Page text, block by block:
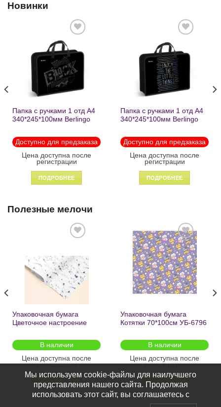
Новинки
Добавить
в список
желаний
Папка с ручками 1 отд А4
340*245*100мм Berlingo
молнии1246
Доступно для предзаказа
Цена доступна после
регистрации
ПОДРОБНЕЕ
Добавить
в список
желаний
Папка с ручками 1 отд А4
340*245*100мм Berlingo
пластик на молнии 1215
Доступно для предзаказа
Цена доступна после
регистрации
ПОДРОБНЕЕ
Полезные мелочи
желаний
Упаковочная бумага
Цветочное настроение
2шт/
В наличии
Цена доступна после
регистрации
Добавить
в список
желаний
Упаковочная бумага
Котятки 70*100см УБ-6796
В наличии
Цена доступна после
регистрации
ПОДРОБНЕЕ
Мы используем cookie-файлы для наилучшего
представления нашего сайта. Продолжая
использовать этот сайт, вы соглашаетесь с